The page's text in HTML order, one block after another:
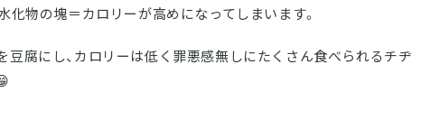
化物の塊＝カロリーが高めになってしまいます。
豆腐にし、カロリーは低く罪悪感無しにたくさん食べられるチヂ